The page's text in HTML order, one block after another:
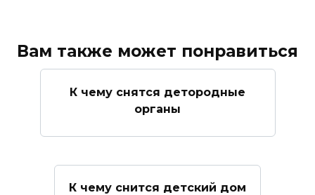
Вам также может понравиться
К чему снятся детородные
органы
К чему снится детский дом